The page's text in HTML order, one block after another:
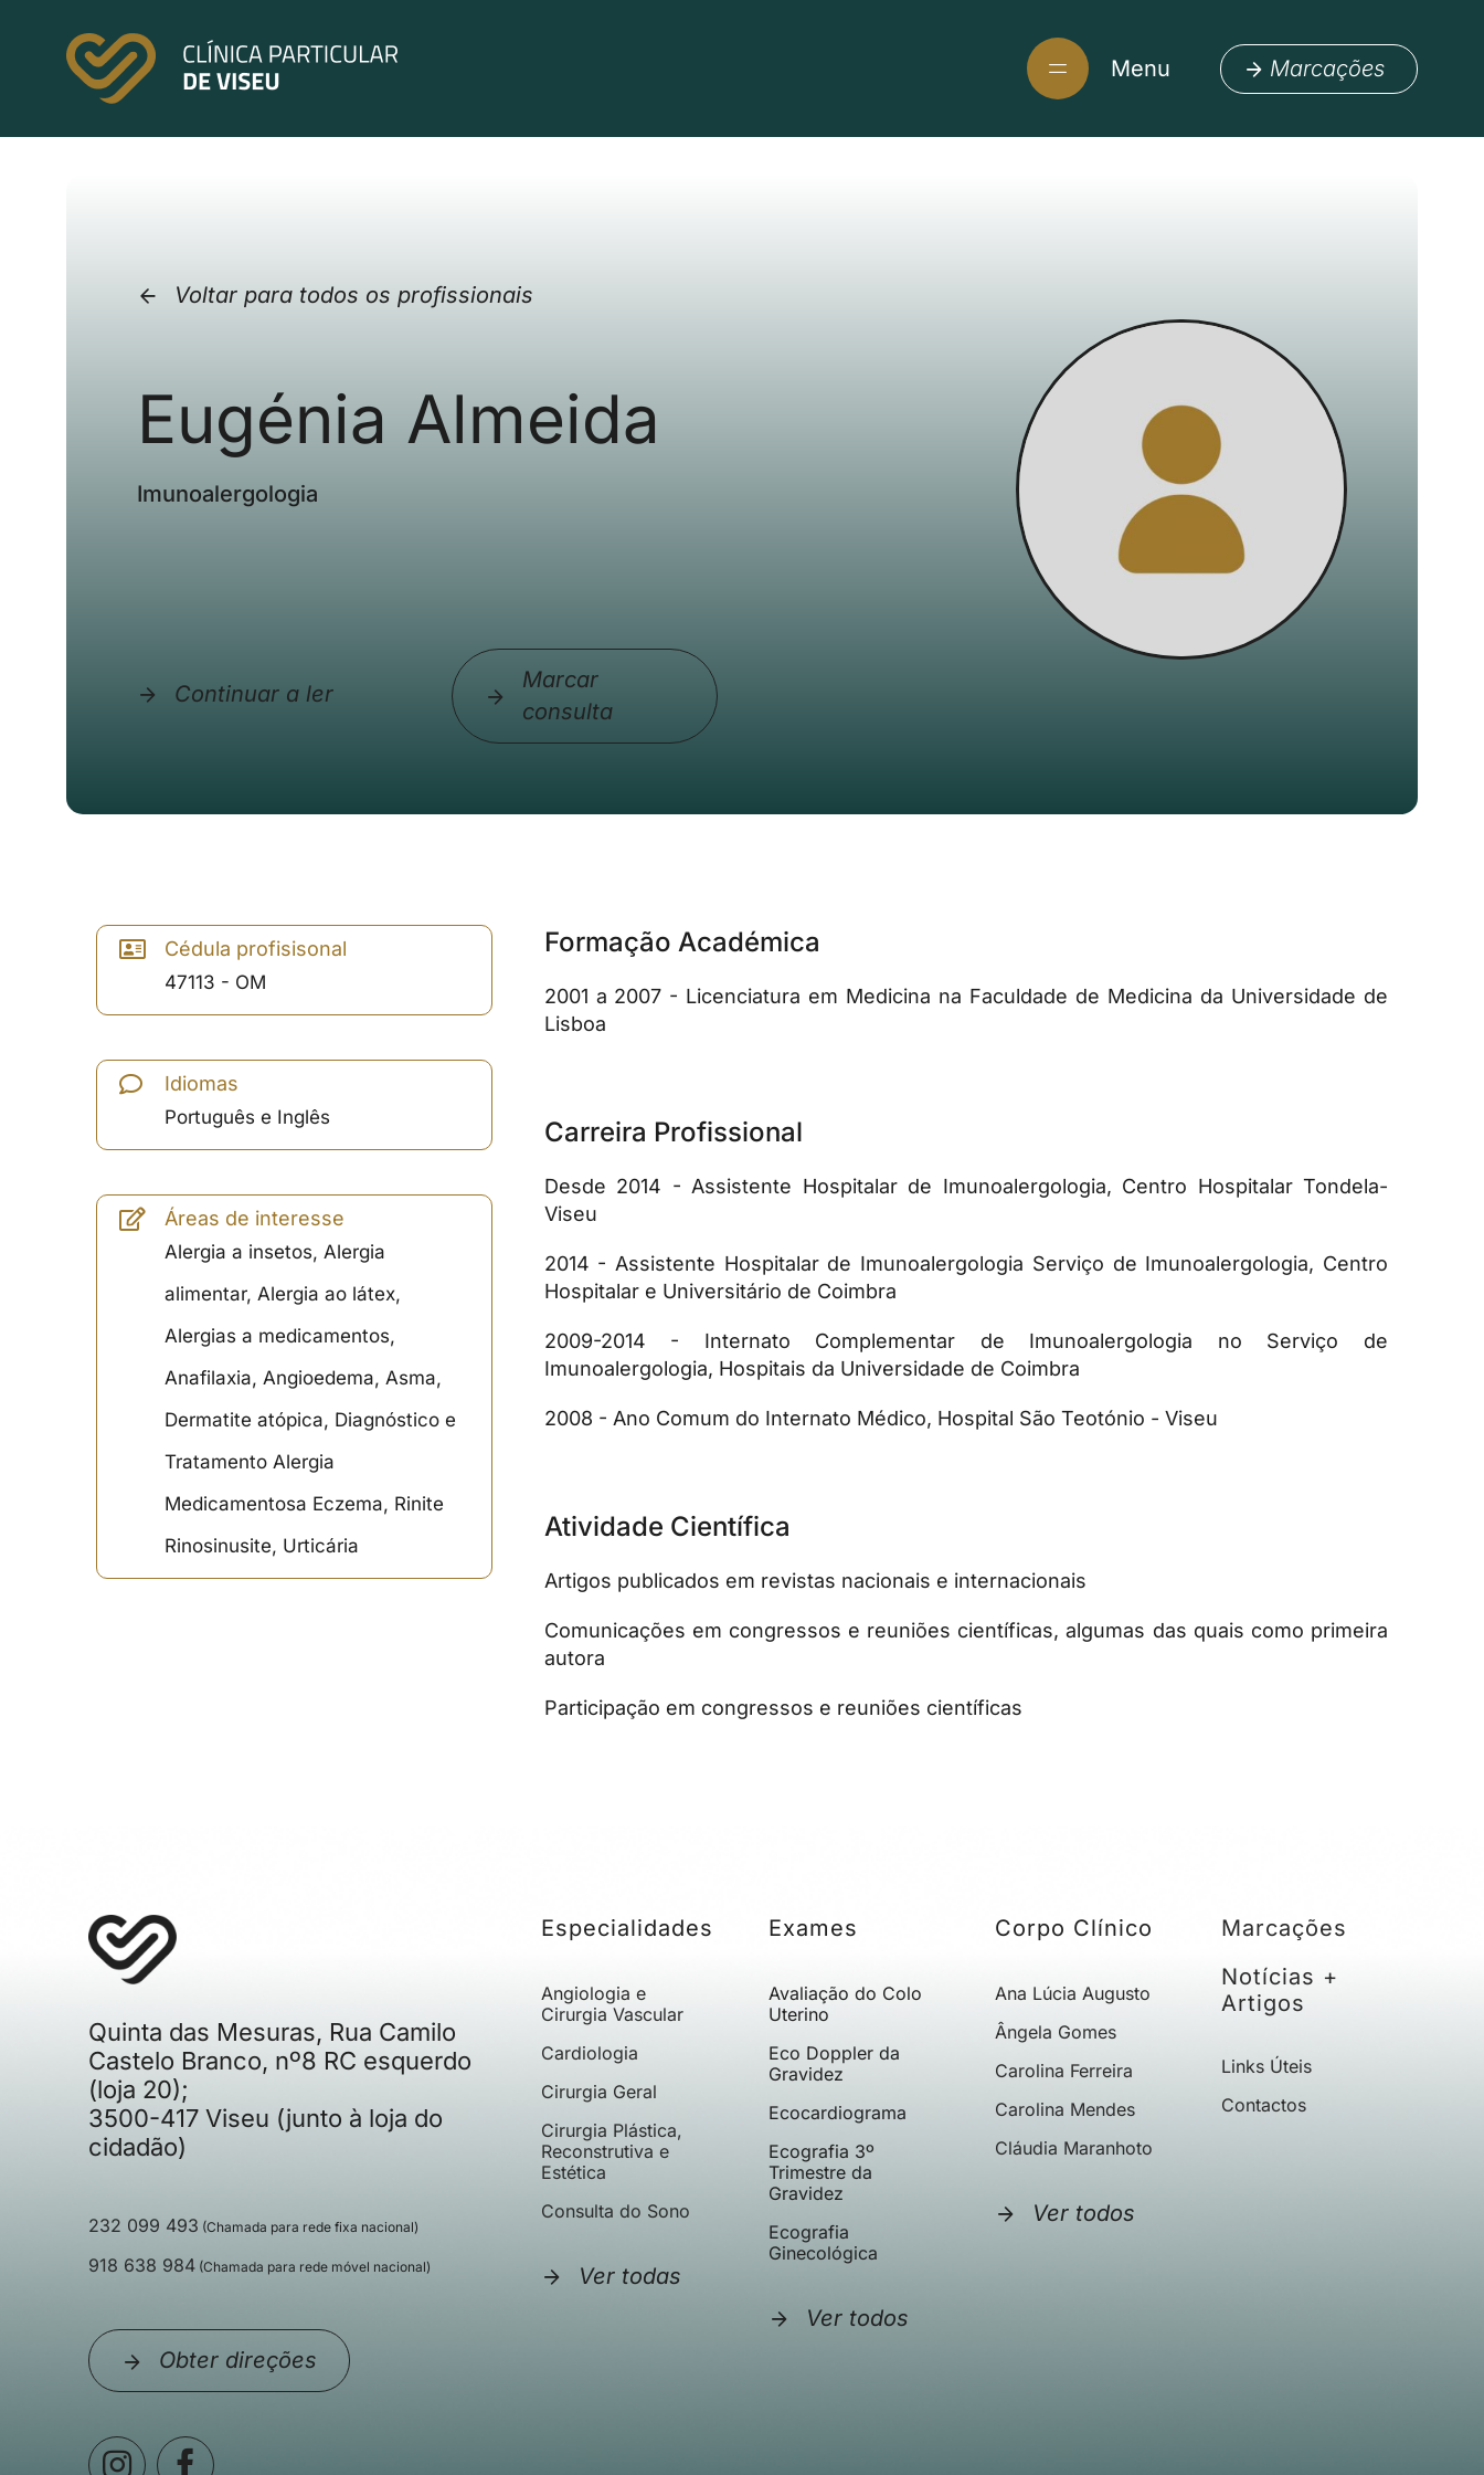
Menu Marcações
Voltar para todos os profissionais
Eugénia Almeida
Imunoalergologia
Continuar a ler
Marcar
consulta
Cédula profisisonal
47113 - OM
Idiomas
Português e Inglês
Áreas de interesse
Alergia a insetos, Alergia
alimentar, Alergia ao látex,
Alergias a medicamentos,
Anafilaxia, Angioedema, Asma,
Dermatite atópica, Diagnóstico e
Tratamento Alergia
Medicamentosa Eczema, Rinite
Rinosinusite, Urticária
Formação Académica
2001 a 2007 - Licenciatura em Medicina na Faculdade de Medicina da Universidade de
Lisboa
Carreira Profissional
Desde 2014 - Assistente Hospitalar de Imunoalergologia, Centro Hospitalar Tondela-
Viseu
2014 - Assistente Hospitalar de Imunoalergologia Serviço de Imunoalergologia, Centro
Hospitalar e Universitário de Coimbra
2009-2014 - Internato Complementar de Imunoalergologia no Serviço de
Imunoalergologia, Hospitais da Universidade de Coimbra
2008 - Ano Comum do Internato Médico, Hospital São Teotónio - Viseu
Atividade Científica
Artigos publicados em revistas nacionais e internacionais
Comunicações em congressos e reuniões científicas, algumas das quais como primeira
autora
Participação em congressos e reuniões científicas
Quinta das Mesuras, Rua Camilo
Castelo Branco, nº8 RC esquerdo
(loja 20);
3500-417 Viseu (junto à loja do
cidadão)
232 099 493 (Chamada para rede fixa nacional)
918 638 984(Chamada para rede móvel nacional)
Obter direções
Especialidades
Angiologia e
Cirurgia Vascular
Cardiologia
Cirurgia Geral
Cirurgia Plástica,
Reconstrutiva e
Estética
Consulta do Sono
Ver todas
Exames
Avaliação do Colo
Uterino
Eco Doppler da
Gravidez
Ecocardiograma
Ecografia 3º
Trimestre da
Gravidez
Ecografia
Ginecológica
Ver todos
Corpo Clínico
Ana Lúcia Augusto
Ângela Gomes
Carolina Ferreira
Carolina Mendes
Cláudia Maranhoto
Ver todos
Marcações
Notícias +
Artigos
Links Úteis
Contactos